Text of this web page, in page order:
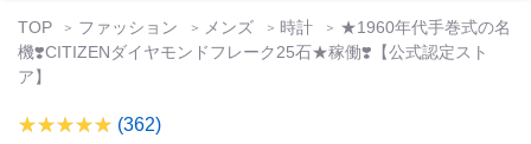
TOP ファッション メンズ 時計
★1960年代手巻式の名
機❣️CITIZENダイヤモンドフレーク25石★稼働❣️【公式認定スト
ア】
(362)